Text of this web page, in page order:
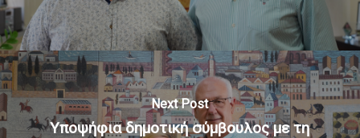
Next Post
Υποψήφια δημοτική σύμβουλος με τη